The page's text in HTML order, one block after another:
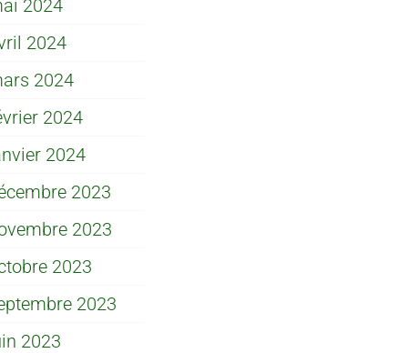
2024
2024
2024
2024
2024
2023
2023
2023
2023
2023